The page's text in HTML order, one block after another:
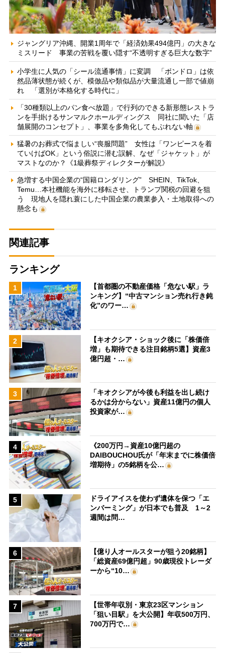
ジャングリア沖縄、開業1周年で「経済効果494億円」の大きな
ミスリード 事業の苦戦を覆い隠す“不透明すぎる巨大な数字”
小学生に人気の「シール流通事情」に変調 「ボンドロ」は依
然品薄状態が続くが、模倣品や類似品が大量流通し一部で値崩
れ 「選別が本格化する時代に」
「30種類以上のパン食べ放題」で行列のできる新形態レストラ
ンを手掛けるサンマルクホールディングス 同社に聞いた「店
舗展開のコンセプト」、事業を多角化してもぶれない軸
猛暑のお葬式で悩ましい“喪服問題” 女性は「ワンピースを着
ていけばOK」という俗説に潜む誤解、なぜ「ジャケット」が
マストなのか？《1級葬祭ディレクターが解説》
急増する中国企業の“国籍ロンダリング” SHEIN、TikTok、
Temu…本社機能を海外に移転させ、トランプ関税の回避を狙
う 現地人を隠れ蓑にした中国企業の農業参入・土地取得への
懸念も
関連記事
ランキング
1
【首都圏の不動産価格「危ない駅」ラ
ンキング】“中古マンション売れ行き鈍
化”のワー…
2
【キオクシア・ショック後に「株価倍
増」も期待できる注目銘柄5選】資産3
億円超・…
3
「キオクシアが今後も利益を出し続け
るかは分からない」資産11億円の個人
投資家が…
4
《200万円→資産10億円超の
DAIBOUCHOU氏が「年末までに株価倍
増期待」の5銘柄を公…
5
ドライアイスを使わず遺体を保つ「エ
ンバーミング」が日本でも普及 1～2
週間は問…
6
【億り人オールスターが狙う20銘柄】
「総資産69億円超」90歳現役トレーダ
ーから“10…
7
【世帯年収別・東京23区マンション
「狙い目駅」を大公開】年収500万円、
700万円で…